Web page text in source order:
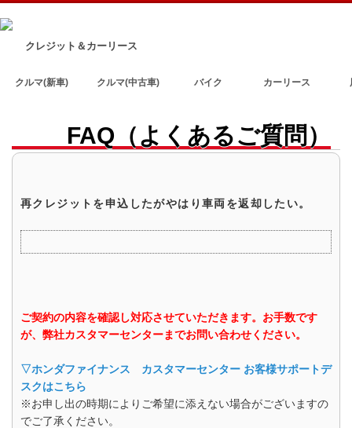
クレジット＆カーリース
クルマ(新車) クルマ(中古車) バイク カーリース
FAQ（よくあるご質問）
再クレジットを申込したがやはり車両を返却したい。
ご契約の内容を確認し対応させていただきます。お手数です
が、弊社カスタマーセンターまでお問い合わせください。
▽ホンダファイナンス カスタマーセンター お客様サポートデ
スクはこちら
※お申し出の時期によりご希望に添えない場合がございますの
でご了承ください。